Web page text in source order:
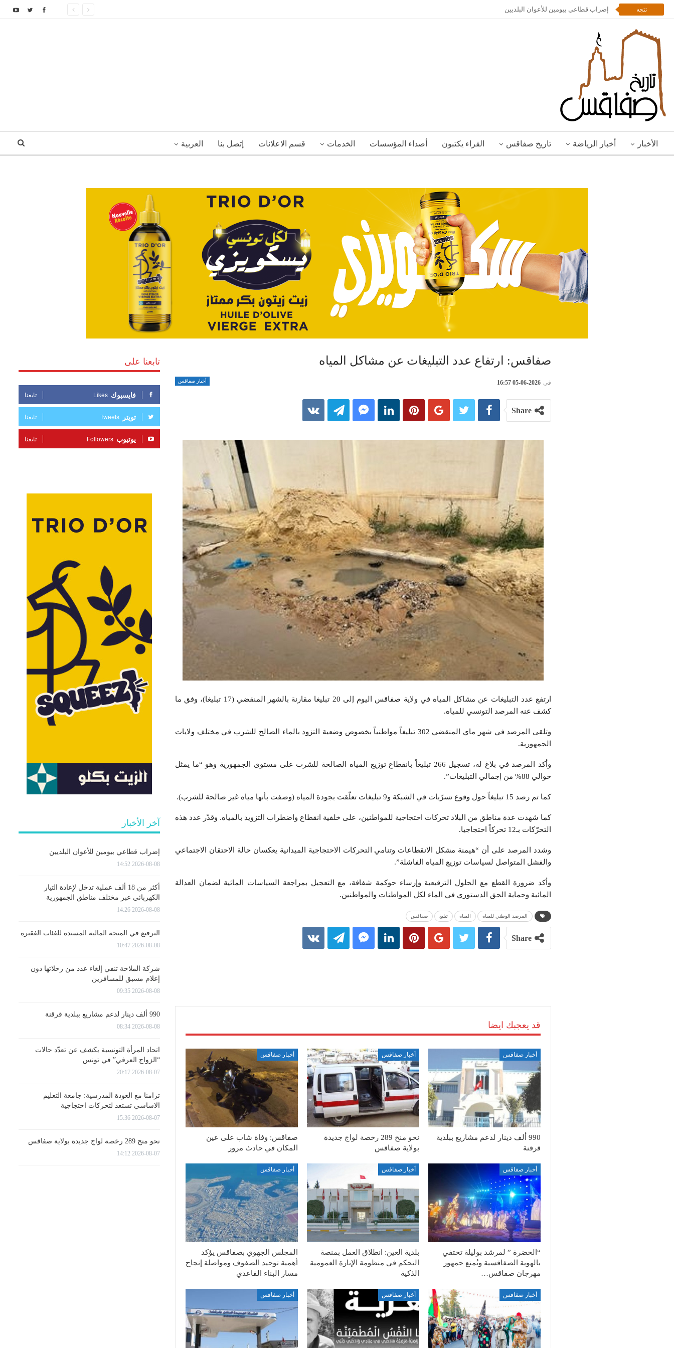
تتجه إضراب قطاعي بيومين للأعوان البلديين
الأخبار أخبار الرياضة تاريخ صفاقس القراء يكتبون أصداء المؤسسات الخدمات قسم الاعلانات إتصل بنا العربية
صفاقس: ارتفاع عدد التبليغات عن مشاكل المياه
أخبار صفاقس في 2026-06-05 16:57
Share
ارتفع عدد التبليغات عن مشاكل المياه في ولاية صفاقس اليوم إلى 20 تبليغا مقارنة بالشهر المنقضي (17 تبليغا)، وفق ما
كشف عنه المرصد التونسي للمياه.
وتلقى المرصد في شهر ماي المنقضي 302 تبليغاً مواطنياً بخصوص وضعية التزود بالماء الصالح للشرب في مختلف ولايات
الجمهورية.
وأكد المرصد في بلاغ له، تسجيل 266 تبليغاً بانقطاع توزيع المياه الصالحة للشرب على مستوى الجمهورية وهو “ما يمثل
حوالي 88% من إجمالي التبليغات”.
كما تم رصد 15 تبليغاً حول وقوع تسرّبات في الشبكة و9 تبليغات تعلّقت بجودة المياه (وصفت بأنها مياه غير صالحة للشرب).
كما شهدت عدة مناطق من البلاد تحركات احتجاجية للمواطنين، على خلفية انقطاع واضطراب التزويد بالمياه. وقدّر عدد هذه
التحرّكات بـ12 تحركاً احتجاجيا.
وشدد المرصد على أن “هيمنة مشكل الانقطاعات وتنامي التحركات الاحتجاجية الميدانية يعكسان حالة الاحتقان الاجتماعي
والفشل المتواصل لسياسات توزيع المياه الفاشلة”.
وأكد ضرورة القطع مع الحلول الترقيعية وإرساء حوكمة شفافة، مع التعجيل بمراجعة السياسات المائية لضمان العدالة
المائية وحماية الحق الدستوري في الماء لكل المواطنات والمواطنين.
المرصد الوطني للمياه المياه تبليغ صفاقس
Share
قد يعجبك ايضا
أخبار صفاقس
990 ألف دينار لدعم مشاريع ببلدية
قرقنة
أخبار صفاقس
نحو منح 289 رخصة لواج جديدة
بولاية صفاقس
أخبار صفاقس
صفاقس: وفاة شاب على عين
المكان في حادث مرور
أخبار صفاقس
“الحضرة ” لمرشد بوليلة تحتفي
بالهوية الصفاقسية وتُمتع جمهور
مهرجان صفاقس…
أخبار صفاقس
بلدية العين: انطلاق العمل بمنصة
التحكم في منظومة الإنارة العمومية
الذكية
أخبار صفاقس
المجلس الجهوي بصفاقس يؤكد
أهمية توحيد الصفوف ومواصلة إنجاح
مسار البناء القاعدي
أخبار صفاقس أخبار صفاقس أخبار صفاقس
تابعنا على
فايسبوك Likes تابعنا
تويتر Tweets تابعنا
يوتيوب Followers تابعنا
آخر الأخبار
إضراب قطاعي بيومين للأعوان البلديين
2026-08-08 14:52
أكثر من 18 ألف عملية تدخل لإعادة التيار
الكهربائي عبر مختلف مناطق الجمهورية
2026-08-08 14:26
الترفيع في المنحة المالية المسندة للفئات الفقيرة
2026-08-08 10:47
شركة الملاحة تنفي إلغاء عدد من رحلاتها دون
إعلام مسبق للمسافرين
2026-08-08 09:35
990 ألف دينار لدعم مشاريع ببلدية قرقنة
2026-08-08 08:34
اتحاد المرأة التونسية يكشف عن تعدّد حالات
“الزواج العرفي” في تونس
2026-08-07 20:17
تزامنا مع العودة المدرسية: جامعة التعليم
الاساسي تستعد لتحركات احتجاجية
2026-08-07 15:36
نحو منح 289 رخصة لواج جديدة بولاية صفاقس
2026-08-07 14:12